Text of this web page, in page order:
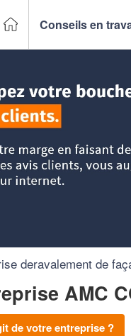
Conseils en
deravalement de
AMC
de votre entreprise ?